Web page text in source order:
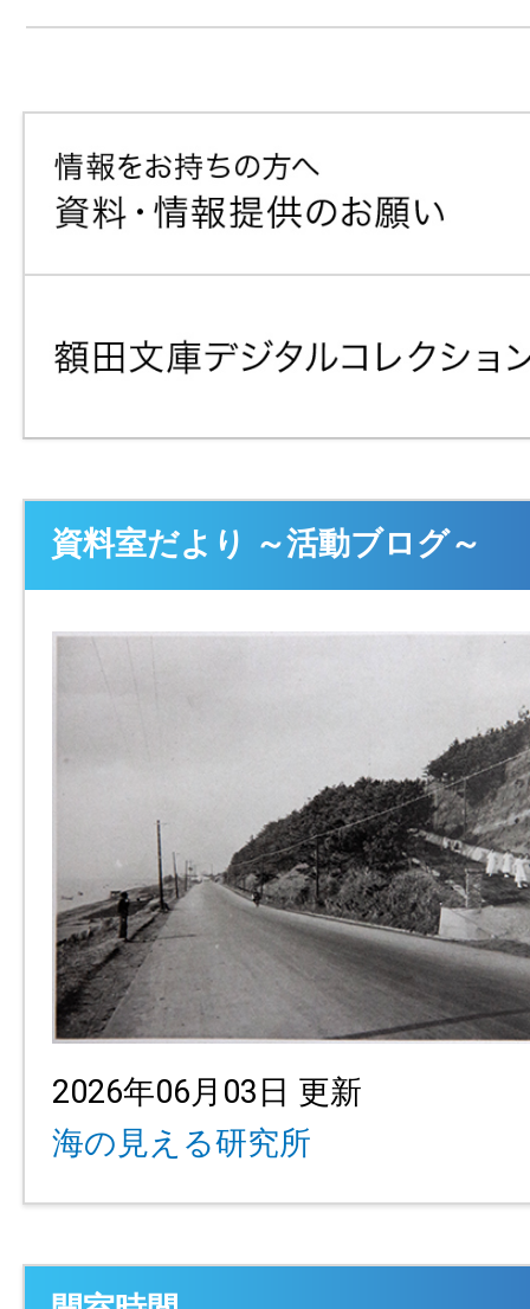
資料室だより ～活動ブログ～
2026年06月03日 更新
海の見える研究所